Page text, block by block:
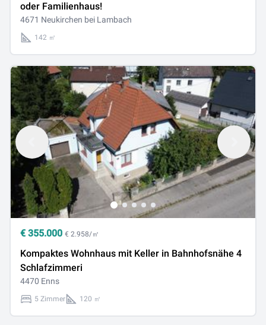
oder Familienhaus!
4671 Neukirchen bei Lambach
142 ㎡
€ 355.000 € 2.958/㎡
Kompaktes Wohnhaus mit Keller in Bahnhofsnähe 4
Schlafzimmeri
4470 Enns
5 Zimmer 120 ㎡